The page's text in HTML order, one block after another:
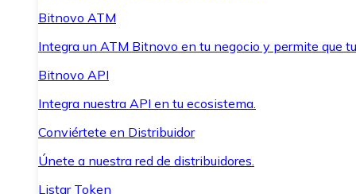
Bitnovo ATM
Integra un ATM Bitnovo en tu negocio y permite que
Bitnovo API
Integra nuestra API en tu ecosistema.
Conviértete en Distribuidor
Únete a nuestra red de distribuidores.
Listar Token